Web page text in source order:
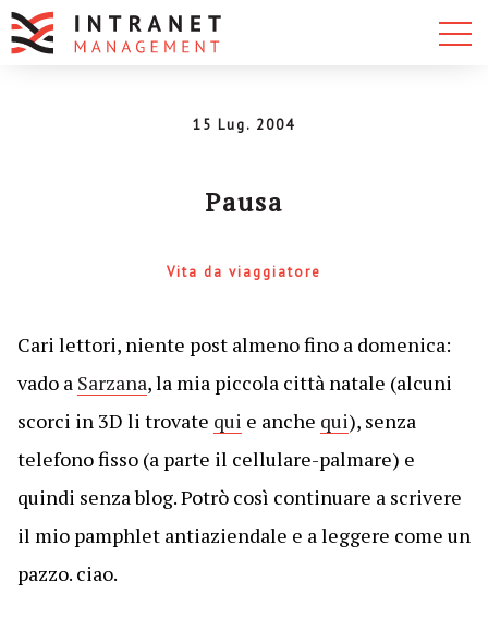
15 Lug. 2004
Pausa
Vita da viaggiatore
Cari lettori, niente post almeno fino a domenica:
vado a Sarzana, la mia piccola città natale (alcuni
scorci in 3D li trovate qui e anche qui), senza
telefono fisso (a parte il cellulare-palmare) e
quindi senza blog. Potrò così continuare a scrivere
il mio pamphlet antiaziendale e a leggere come un
pazzo. ciao.